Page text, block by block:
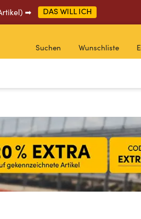
➡ DAS WILL ICH
Suchen Wunschliste